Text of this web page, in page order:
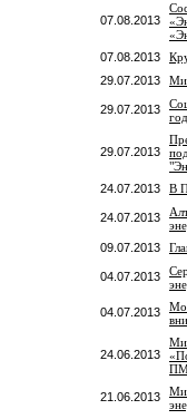
07.08.2013
07.08.2013
29.07.2013
29.07.2013
29.07.2013
24.07.2013
В
24.07.2013
09.07.2013
04.07.2013
04.07.2013
24.06.2013
21.06.2013